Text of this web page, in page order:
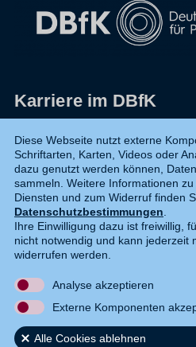
Karriere im DBfK
Datenschutz
Shop
Widerruf
Kontakt
DE EN
Diese Webseite nutzt externe
Schriftarten, Karten, Videos oder
dazu genutzt werden können,
sammeln. Weitere Informationen
Diensten und zum Widerruf finden
Datenschutzbestimmungen.
Ihre Einwilligung dazu ist freiwillig,
nicht notwendig und kann jederzeit
widerrufen werden.
Analyse akzeptieren
Externe Komponenten
Alle Cookies ablehnen